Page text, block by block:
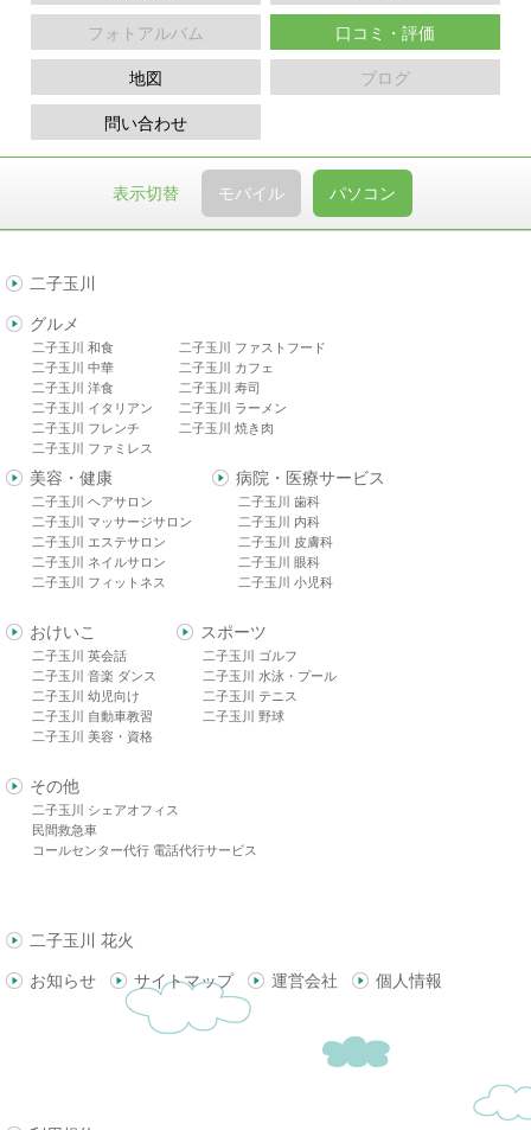
フォトアルバム 口コミ・評価
地図 ブログ
問い合わせ
表示切替 モバイル パソコン
二子玉川
グルメ
二子玉川 和食
二子玉川 中華
二子玉川 洋食
二子玉川 イタリアン
二子玉川 フレンチ
二子玉川 ファミレス
二子玉川 ファストフード
二子玉川 カフェ
二子玉川 寿司
二子玉川 ラーメン
二子玉川 焼き肉
美容・健康
二子玉川 ヘアサロン
二子玉川 マッサージサロン
二子玉川 エステサロン
二子玉川 ネイルサロン
二子玉川 フィットネス
病院・医療サービス
二子玉川 歯科
二子玉川 内科
二子玉川 皮膚科
二子玉川 眼科
二子玉川 小児科
おけいこ
二子玉川 英会話
二子玉川 音楽 ダンス
二子玉川 幼児向け
二子玉川 自動車教習
二子玉川 美容・資格
スポーツ
二子玉川 ゴルフ
二子玉川 水泳・プール
二子玉川 テニス
二子玉川 野球
その他
二子玉川 シェアオフィス
民間救急車
コールセンター代行 電話代行サービス
二子玉川 花火
お知らせ サイトマップ 運営会社 個人情報